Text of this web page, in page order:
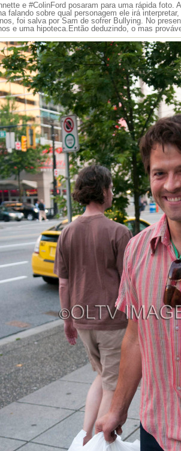
e #ColinFord posaram para uma rápida
falando sobre qual personagem ele irá
foi salva por Sam de sofrer Bullying. No
e uma hipoteca.Então deduzindo, o mas